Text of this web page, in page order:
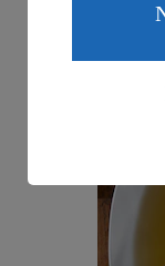
Wenn du auf
des Art. 49
Daten in den
die USA als
Standards
Es besteht
Informationen
Impressum